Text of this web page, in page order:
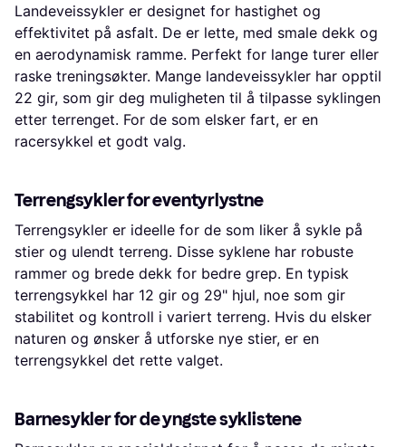
Landeveissykler er designet for hastighet og
effektivitet på asfalt. De er lette, med smale dekk og
en aerodynamisk ramme. Perfekt for lange turer eller
raske treningsøkter. Mange landeveissykler har opptil
22 gir, som gir deg muligheten til å tilpasse syklingen
etter terrenget. For de som elsker fart, er en
racersykkel et godt valg.
Terrengsykler for eventyrlystne
Terrengsykler er ideelle for de som liker å sykle på
stier og ulendt terreng. Disse syklene har robuste
rammer og brede dekk for bedre grep. En typisk
terrengsykkel har 12 gir og 29" hjul, noe som gir
stabilitet og kontroll i variert terreng. Hvis du elsker
naturen og ønsker å utforske nye stier, er en
terrengsykkel det rette valget.
Barnesykler for de yngste syklistene